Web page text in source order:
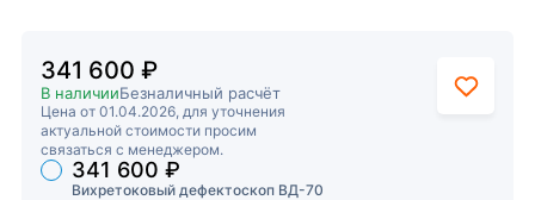
341 600 ₽
В наличииБезналичный расчёт
Цена от 01.04.2026, для уточнения
актуальной стоимости просим
связаться с менеджером.
Торговые предложения
Вихретоковый дефектоскоп ВД-70
341 600 ₽